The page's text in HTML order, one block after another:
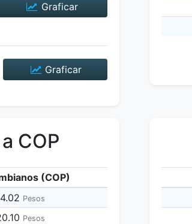
Graficar
Graficar
COP
(COP)
Pesos
Pesos